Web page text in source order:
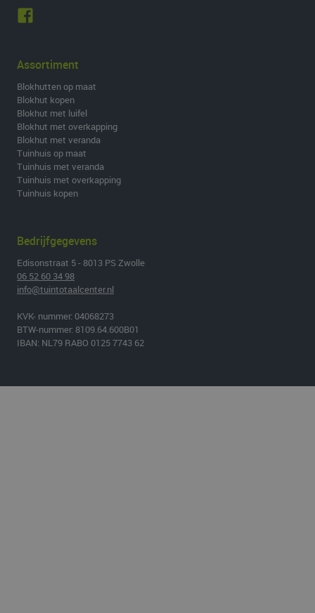
Assortiment
Blokhutten op maat
Blokhut kopen
Blokhut met luifel
Blokhut met overkapping
Blokhut met veranda
Tuinhuis op maat
Tuinhuis met veranda
Tuinhuis met overkapping
Tuinhuis kopen
Bedrijfgegevens
Edisonstraat 5 - 8013 PS Zwolle
06 52 60 34 98
info@tuintotaalcenter.nl
KVK- nummer: 04068273
BTW-nummer: 8109.64.600B01
IBAN: NL79 RABO 0125 7743 62